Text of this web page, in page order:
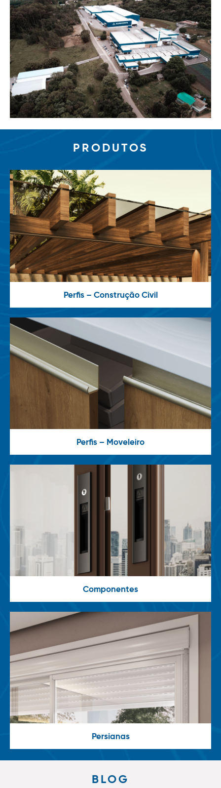
PRODUTOS
Perfis – Construção Civil
Perfis – Moveleiro
Componentes
Persianas
BLOG